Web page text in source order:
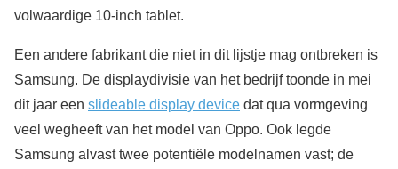
volwaardige 10-inch tablet.
Een andere fabrikant die niet in dit lijstje mag ontbreken is
Samsung. De displaydivisie van het bedrijf toonde in mei
dit jaar een slideable display device dat qua vormgeving
veel wegheeft van het model van Oppo. Ook legde
Samsung alvast twee potentiële modelnamen vast; de